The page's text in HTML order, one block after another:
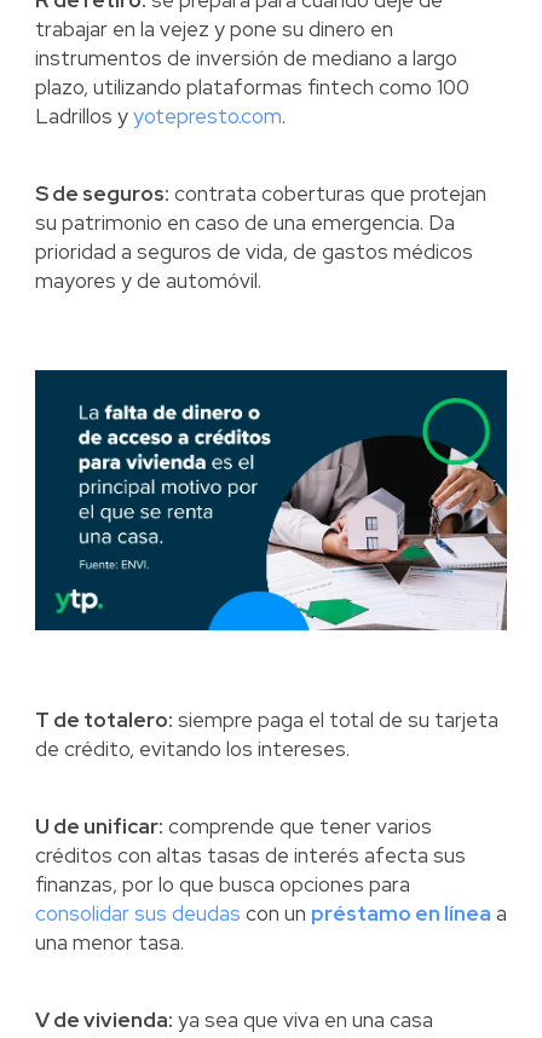
trabajar en la vejez y pone su dinero en
instrumentos de inversión de mediano a largo
plazo, utilizando plataformas fintech como 100
Ladrillos yyotepresto.com.
S de seguros: contrata coberturas que protejan
su patrimonio en caso de una emergencia. Da
prioridad a seguros de vida, de gastos médicos
mayores y de automóvil.
T de totalero: siempre paga el total de su tarjeta
de crédito, evitando los intereses.
U de unificar: comprende que tener varios
créditos con altas tasas de interés afecta sus
finanzas, por lo que busca opciones para
consolidar sus deudas con un préstamo en línea a
una menor tasa.
V de vivienda: ya sea que viva en una casa